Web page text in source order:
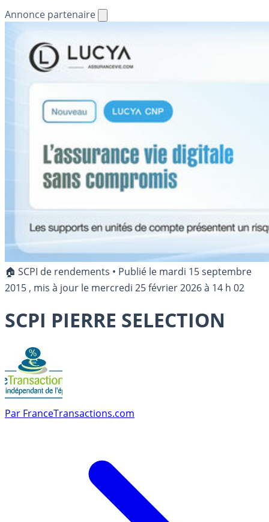
Annonce partenaire
🏠 SCPI de rendements • Publié le mardi 15 septembre
2015 , mis à jour le mercredi 25 février 2026 à 14 h 02
SCPI PIERRE SELECTION
Par FranceTransactions.com